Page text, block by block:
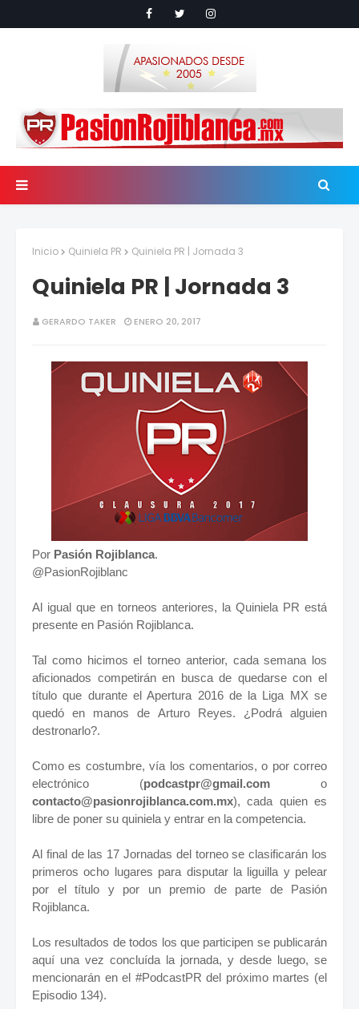
Inicio Quiniela PR Quiniela PR | Jornada 3
Quiniela PR | Jornada 3
GERARDO TAKER ENERO 20, 2017
Por Pasión Rojiblanca.
@PasionRojiblanc
Al igual que en torneos anteriores, la Quiniela PR está
presente en Pasión Rojiblanca.
Tal como hicimos el torneo anterior, cada semana los
aficionados competirán en busca de quedarse con el
título que durante el Apertura 2016 de la Liga MX se
quedó en manos de Arturo Reyes. ¿Podrá alguien
destronarlo?.
Como es costumbre, vía los comentarios, o por correo
electrónico (podcastpr@gmail.com o
contacto@pasionrojiblanca.com.mx), cada quien es
libre de poner su quiniela y entrar en la competencia.
Al final de las 17 Jornadas del torneo se clasificarán los
primeros ocho lugares para disputar la liguilla y pelear
por el título y por un premio de parte de Pasión
Rojiblanca.
Los resultados de todos los que participen se publicarán
aquí una vez concluída la jornada, y desde luego, se
mencionarán en el #PodcastPR del próximo martes (el
Episodio 134).